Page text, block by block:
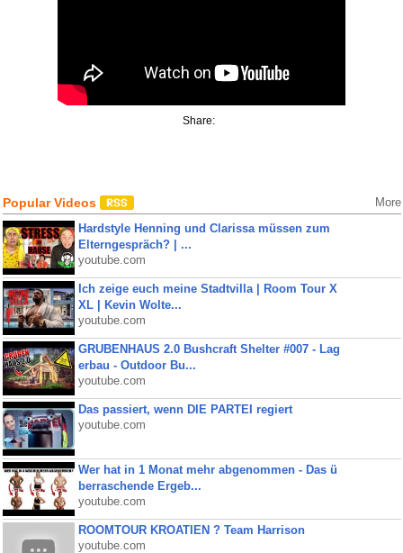
Share:
Popular Videos More
Hardstyle Henning und Clarissa müssen zum
Elterngespräch? | ...
youtube.com
Ich zeige euch meine Stadtvilla | Room Tour X
XL | Kevin Wolte...
youtube.com
GRUBENHAUS 2.0 Bushcraft Shelter #007 - Lag
erbau - Outdoor Bu...
youtube.com
Das passiert, wenn DIE PARTEI regiert
youtube.com
Wer hat in 1 Monat mehr abgenommen - Das ü
berraschende Ergeb...
youtube.com
ROOMTOUR KROATIEN ? Team Harrison
youtube.com